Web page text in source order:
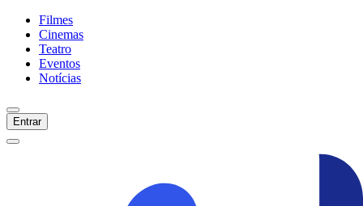
Filmes
Cinemas
Teatro
Eventos
Notícias
Entrar